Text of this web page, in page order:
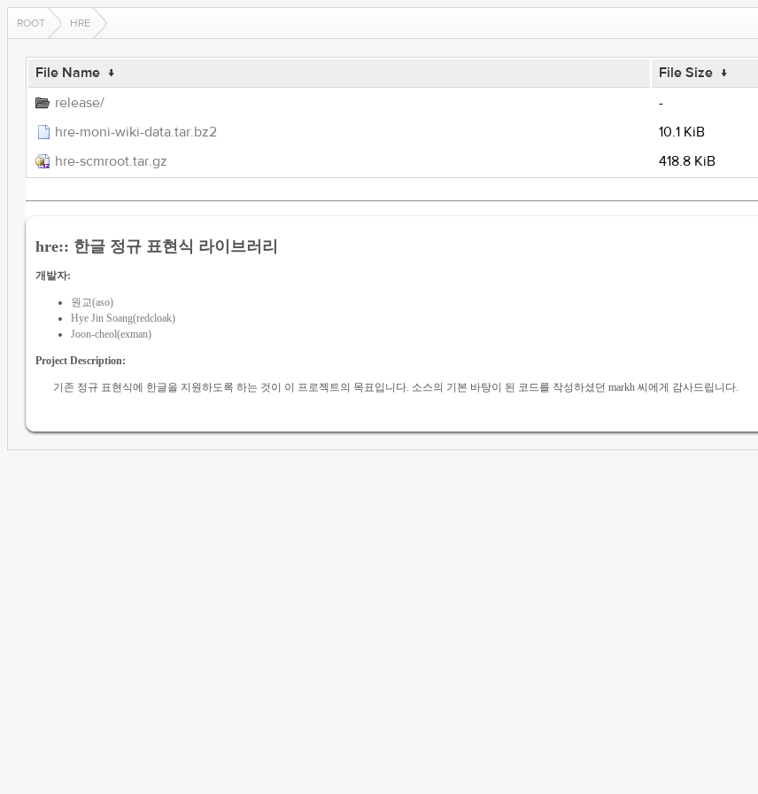
ROOT HRE
File Name ↓ File Size ↓
release/
-
hre-moni-wiki-data.tar.bz2
10.1 KiB
hre-scmroot.tar.gz
418.8 KiB
hre:: 한글 정규 표현식 라이브러리
개발자:
원교(aso)
Hye Jin Soang(redcloak)
Joon-cheol(exman)
Project Description:
기존 정규 표현식에 한글을 지원하도록 하는 것이 이 프로젝트의 목표입니다. 소스의 기본 바탕이 된 코드를 작성하셨던 markh 씨에게 감사드립니다.